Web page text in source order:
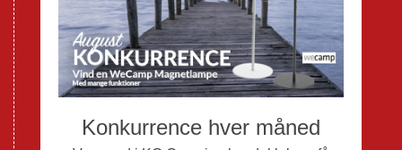
Nye Autocampere og Vans
Brugte Campingvogne
Brugte Autocampere og Vans
Webshop
Mortens Campingtips